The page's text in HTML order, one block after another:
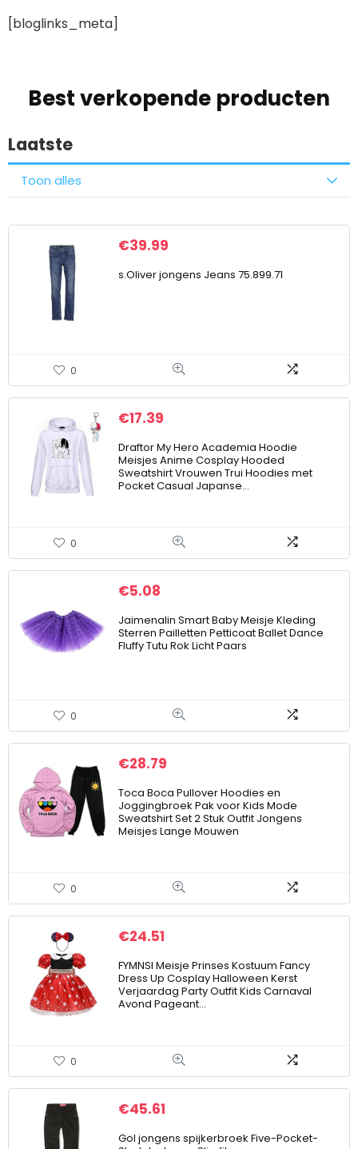
[bloglinks_meta]
Best verkopende producten
Laatste
Toon alles
€39.99
s.Oliver jongens Jeans 75.899.71
0
€17.39
Draftor My Hero Academia Hoodie
Meisjes Anime Cosplay Hooded
Sweatshirt Vrouwen Trui Hoodies met
Pocket Casual Japanse…
0
€5.08
Jaimenalin Smart Baby Meisje Kleding
Sterren Pailletten Petticoat Ballet Dance
Fluffy Tutu Rok Licht Paars
0
€28.79
Toca Boca Pullover Hoodies en
Joggingbroek Pak voor Kids Mode
Sweatshirt Set 2 Stuk Outfit Jongens
Meisjes Lange Mouwen
0
€24.51
FYMNSI Meisje Prinses Kostuum Fancy
Dress Up Cosplay Halloween Kerst
Verjaardag Party Outfit Kids Carnaval
Avond Pageant…
0
€45.61
Gol jongens spijkerbroek Five-Pocket-